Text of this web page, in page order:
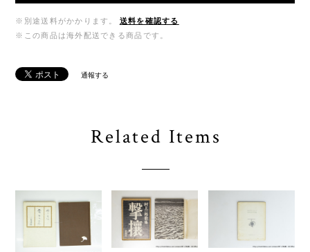
※別途送料がかかります。
送料を確認する
※この商品は海外配送できる商品です。
通報する
Related Items